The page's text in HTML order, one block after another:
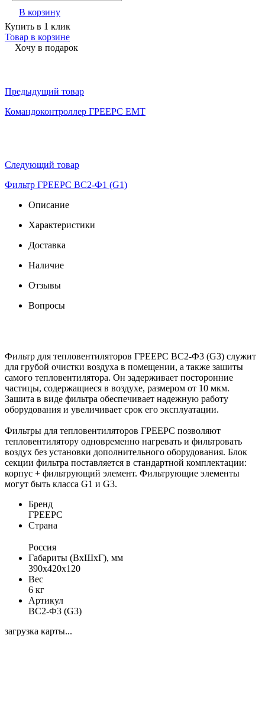
В корзину
Купить в 1 клик
Товар в корзине
Хочу в подарок
Предыдущий товар
Командоконтроллер ГРЕЕРС ЕМТ
Следующий товар
Фильтр ГРЕЕРС ВС2-Ф1 (G1)
Описание
Характеристики
Доставка
Наличие
Отзывы
Вопросы
Фильтр для тепловентиляторов ГРЕЕРС ВС2-Ф3 (G3) служит
для грубой очистки воздуха в помещении, а также зашиты
самого тепловентилятора. Он задерживает посторонние
частицы, содержащиеся в воздухе, размером от 10 мкм.
Зашита в виде фильтра обеспечивает надежную работу
оборудования и увеличивает срок его эксплуатации.
Фильтры для тепловентиляторов ГРЕЕРС позволяют
тепловентилятору одновременно нагревать и фильтровать
воздух без установки дополнительного оборудования. Блок
секции фильтра поставляется в стандартной комплектации:
корпус + фильтрующий элемент. Фильтрующие элементы
могут быть класса G1 и G3.
Бренд
ГРЕЕРС
Страна
Россия
Габариты (ВхШхГ), мм
390х420х120
Вес
6 кг
Артикул
ВС2-Ф3 (G3)
загрузка карты...